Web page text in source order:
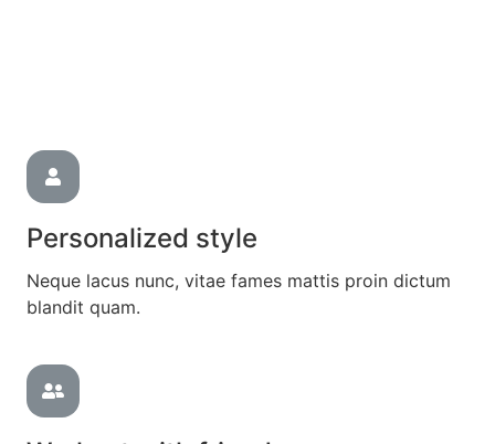
Personalized style
Neque lacus nunc, vitae fames mattis proin dictum
blandit quam.